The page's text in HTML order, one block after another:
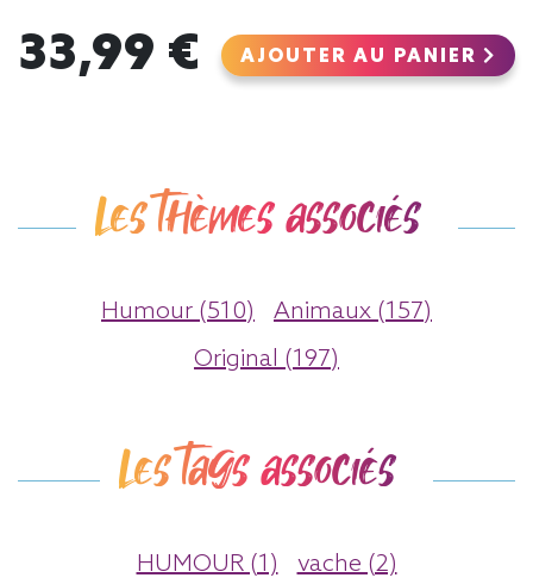
33,99 € AJOUTER AU PANIER
Les thèmes associés
Humour (510)
Animaux (157)
Original (197)
Les tags associés
HUMOUR (1)
vache (2)